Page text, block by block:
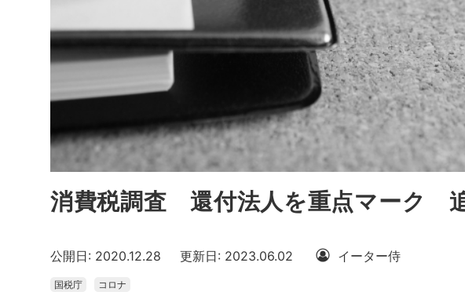
消費税調査 還付法人を重点マーク
公開日: 2020.12.28 更新日: 2023.06.02 イーター侍
国税庁 コロナ